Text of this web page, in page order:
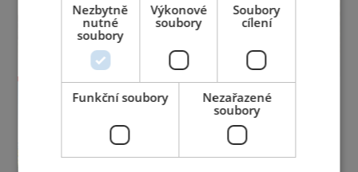
Nezbytně
nutné
soubory
Výkonové
soubory
Soubory
cílení
Funkční soubory
Nezařazené
soubory